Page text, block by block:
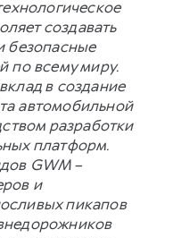
создавать
безопасные
по всему миру.
в создание
автомобильной
разработки
платформ.
GWM –
и
пикапов